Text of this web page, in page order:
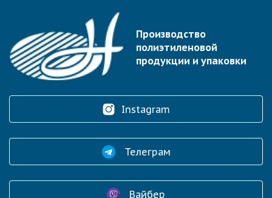
Производство
полиэтиленовой
продукции и упаковки
Instagram
Телеграм
Вайбер